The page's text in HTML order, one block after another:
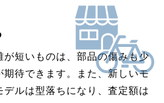
が短いものは、部品の傷みも少
期待できます。また、新しいモ
デルは型落ちになり、査定額は